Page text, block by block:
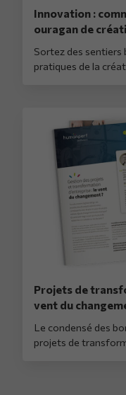
Innovation :
ouragan de
Sortez des
pratiques de la
Projets de
vent du
Le condensé des
projets de